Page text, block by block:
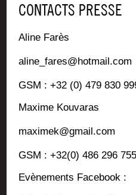
CONTACTS PRESSE
Aline Farès
aline_fares@hotmail.com
GSM : +32 (0) 479 830
Maxime Kou­va­ras
maximek@gmail.com
GSM : +32(0) 486 296 755
Evè­ne­ments Facebook :